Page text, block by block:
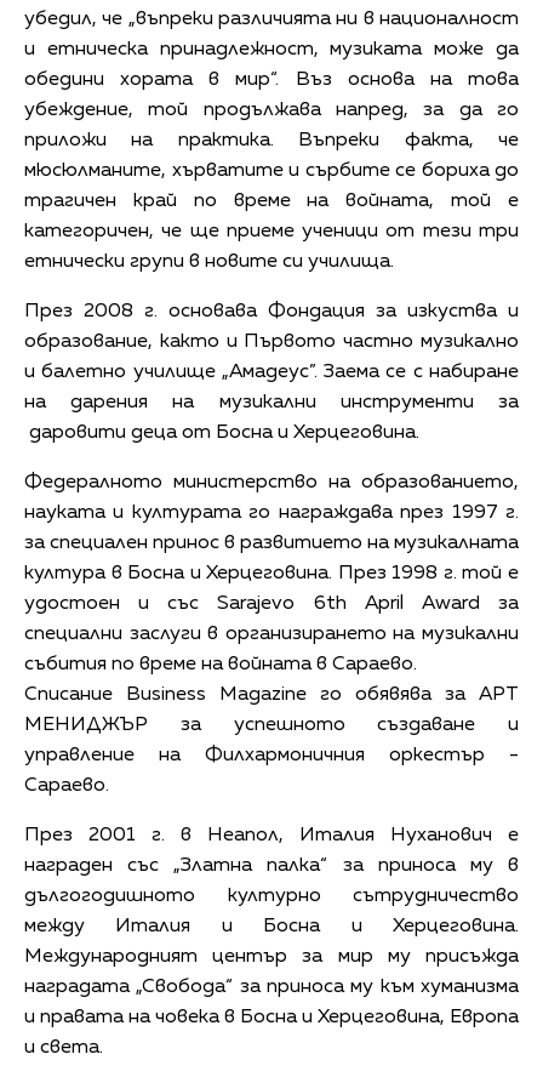
убедил, че „въпреки различията ни в националност
и етническа принадлежност, музиката може да
обедини хората в мир“. Въз основа на това
убеждение, той продължава напред, за да го
приложи на практика. Въпреки факта, че
мюсюлманите, хърватите и сърбите се бориха до
трагичен край по време на войната, той е
категоричен, че ще приеме ученици от тези три
етнически групи в новите си училища.
През 2008 г. основава Фондация за изкуства и
образование, както и Първото частно музикално
и балетно училище „Амадеус”. Заема се с набиране
на дарения на музикални инструменти за
даровити деца от Босна и Херцеговина.
Федералното министерство на образованието,
науката и културата го награждава през 1997 г.
за специален принос в развитието на музикалната
култура в Босна и Херцеговина. През 1998 г. той е
удостоен и със Sarajevo 6th April Award за
специални заслуги в организирането на музикални
събития по време на войната в Сараево.
Списание Business Magazine го обявява за АРТ
МЕНИДЖЪР за успешното създаване и
управление на Филхармоничния оркестър -
Сараево.
През 2001 г. в Неапол, Италия Нуханович е
награден със „Златна палка“ за приноса му в
дългогодишното културно сътрудничество
между Италия и Босна и Херцеговина.
Международният център за мир му присъжда
наградата „Свобода“ за приноса му към хуманизма
и правата на човека в Босна и Херцеговина, Европа
и света.